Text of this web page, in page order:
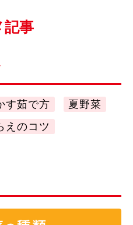
記事
す茹で方
夏野菜
えのコツ